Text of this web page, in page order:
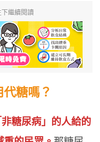
繼續閱讀
糖嗎？
糖尿病」的人給的